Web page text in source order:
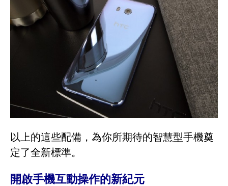
以上的這些配備，為你所期待的智慧型手機奠
定了全新標準。
開啟手機互動操作的新紀元